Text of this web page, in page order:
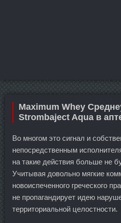
Maximum Whey
Strombaject Aqua в
Во многом это сигнал и
непосредственным
на такие действия больше не
Учитывая довольно мягкие
новоиспеченного греческого
не пропагандирует идею
территориальной целостности.